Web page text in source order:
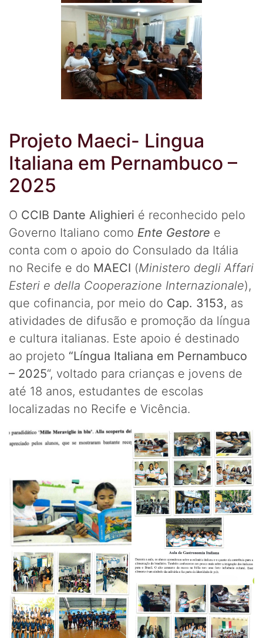
Projeto Maeci- Lingua
Italiana em Pernambuco –
2025
O CCIB Dante Alighieri é reconhecido pelo
Governo Italiano como Ente Gestore e
conta com o apoio do Consulado da Itália
no Recife e do MAECI (Ministero degli Affari
Esteri e della Cooperazione Internazionale),
que cofinancia, por meio do Cap. 3153, as
atividades de difusão e promoção da língua
e cultura italianas. Este apoio é destinado
ao projeto “Língua Italiana em Pernambuco
– 2025“, voltado para crianças e jovens de
até 18 anos, estudantes de escolas
localizadas no Recife e Vicência.